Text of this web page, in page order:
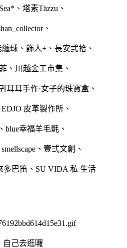
、 塔素Täzzu 、
、
纏球、 飾人+、 長安弎拾、
、 川越金工市集 、
耳耳手作·女子的珠寶盒、
EDJO 皮革製作所 、
、 blue幸福羊毛氈 、
、 壹弍文創 、
多巴笛 、 SU VIDA 私 生活
自己去逛囉